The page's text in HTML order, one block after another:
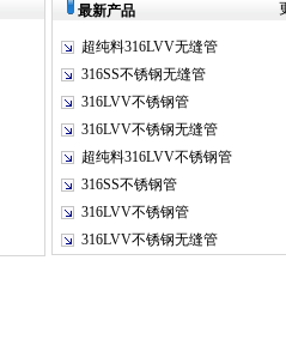
最新产品
超纯料316LVV无缝管
316SS不锈钢无缝管
316LVV不锈钢管
316LVV不锈钢无缝管
超纯料316LVV不锈钢管
316SS不锈钢管
316LVV不锈钢管
316LVV不锈钢无缝管